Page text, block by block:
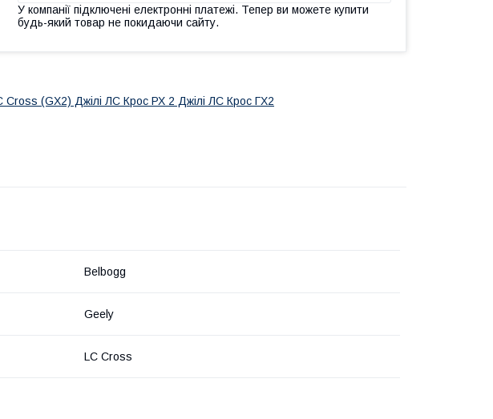
У компанії підключені електронні платежі. Тепер ви можете купити
будь-який товар не покидаючи сайту.
Cross (GX2) Джілі ЛС Крос РХ 2 Джілі ЛС Крос ГХ2
Belbogg
Geely
LC Cross